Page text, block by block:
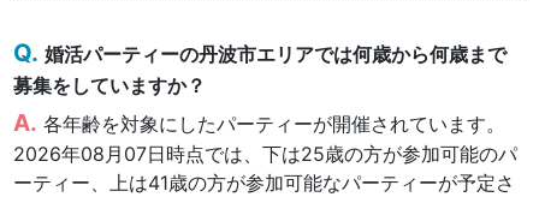
婚活パーティーの丹波市エリアでは何歳から何歳まで
募集をしていますか？
各年齢を対象にしたパーティーが開催されています。
2026年08月07日時点では、下は25歳の方が参加可能のパ
ーティー、上は41歳の方が参加可能なパーティーが予定さ